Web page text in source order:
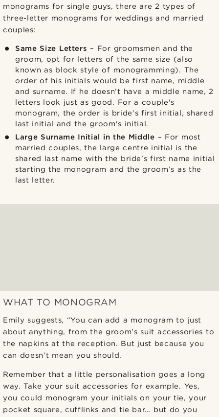
monograms for single guys, there are 2 types of
three-letter monograms for weddings and married
couples:
Same Size Letters – For groomsmen and the
groom, opt for letters of the same size (also
known as block style of monogramming). The
order of his initials would be first name, middle
and surname. If he doesn’t have a middle name, 2
letters look just as good. For a couple's
monogram, the order is bride's first initial, shared
last initial and the groom's initial.
Large Surname Initial in the Middle – For most
married couples, the large centre initial is the
shared last name with the bride’s first name initial
starting the monogram and the groom’s as the
last letter.
WHAT TO MONOGRAM
Emily suggests, “You can add a monogram to just
about anything, from the groom’s suit accessories to
the napkins at the reception. But just because you
can doesn’t mean you should.
Remember that a little personalisation goes a long
way. Take your suit accessories for example. Yes,
you could monogram your initials on your tie, your
pocket square, cufflinks and tie bar… but do you